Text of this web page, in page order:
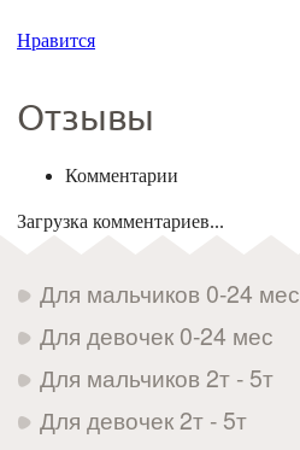
Нравится
Отзывы
Комментарии
Загрузка комментариев...
Для мальчиков 0-24 мес
Для девочек 0-24 мес
Для мальчиков 2т - 5т
Для девочек 2т - 5т